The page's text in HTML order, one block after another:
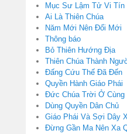
Mục Sư Lậm Tử Vi
Ai Là Thiên Chúa
Năm Mới Nên Đổi Mới
Thông báo
Bỏ Thiên Hướng Địa
Thiên Chúa Thành
Đấng Cứu Thế Đã Đến
Quyền Hành Giáo Phái
Đức Chúa Trời Ở Cùng
Dùng Quyền Dân Chủ
Giáo Phái Và Sợi Dây
Đừng Gần Ma Nên Xa